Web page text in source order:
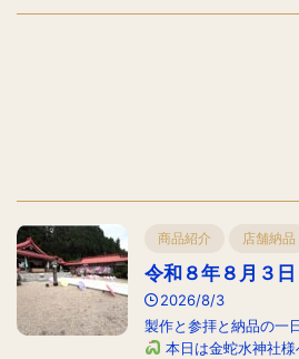
商品紹介 店舗納品
令和８年８月３日
2026/8/3
製作と参拝と納品の一
本日は金蛇水神社